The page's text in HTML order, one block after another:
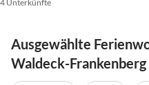
4 Unterkünfte
Ausgewählte
Waldeck-Frankenberg